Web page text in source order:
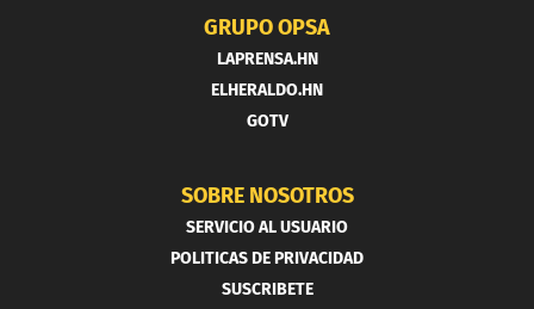
GRUPO OPSA
LAPRENSA.HN
ELHERALDO.HN
GOTV
SOBRE NOSOTROS
SERVICIO AL USUARIO
POLITICAS DE PRIVACIDAD
SUSCRIBETE